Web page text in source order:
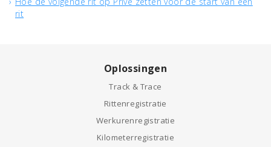
rit
Oplossingen
Track & Trace
Rittenregistratie
Werkurenregistratie
Kilometerregistratie